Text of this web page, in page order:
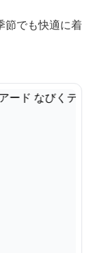
節でも快適に着